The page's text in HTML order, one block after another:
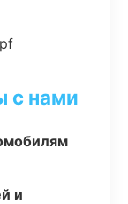
с нами
и